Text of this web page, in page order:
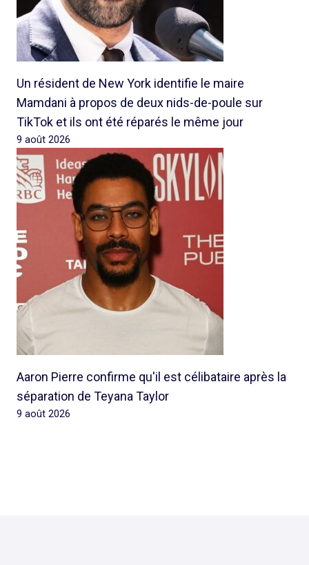
Un résident de New York identifie le maire
Mamdani à propos de deux nids-de-poule sur
TikTok et ils ont été réparés le même jour
9 août 2026
Aaron Pierre confirme qu'il est célibataire après la
séparation de Teyana Taylor
9 août 2026